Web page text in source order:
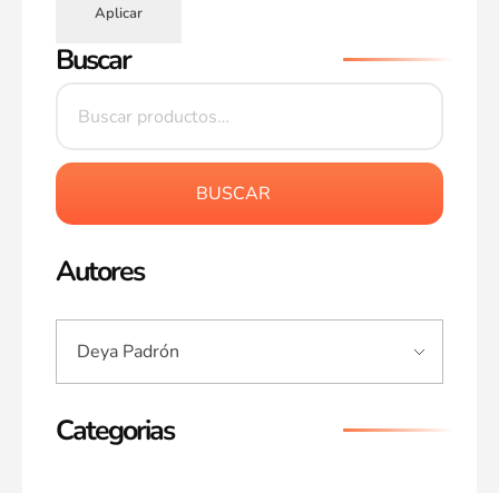
Aplicar
Buscar
BUSCAR
Autores
Categorias